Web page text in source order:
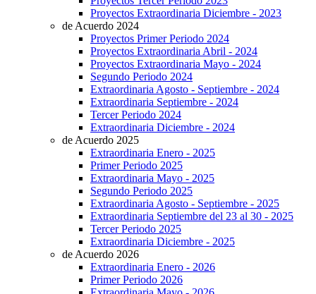
Proyectos Extraordinaria Diciembre - 2023
de Acuerdo 2024
Proyectos Primer Periodo 2024
Proyectos Extraordinaria Abril - 2024
Proyectos Extraordinaria Mayo - 2024
Segundo Periodo 2024
Extraordinaria Agosto - Septiembre - 2024
Extraordinaria Septiembre - 2024
Tercer Periodo 2024
Extraordinaria Diciembre - 2024
de Acuerdo 2025
Extraordinaria Enero - 2025
Primer Periodo 2025
Extraordinaria Mayo - 2025
Segundo Periodo 2025
Extraordinaria Agosto - Septiembre - 2025
Extraordinaria Septiembre del 23 al 30 - 2025
Tercer Periodo 2025
Extraordinaria Diciembre - 2025
de Acuerdo 2026
Extraordinaria Enero - 2026
Primer Periodo 2026